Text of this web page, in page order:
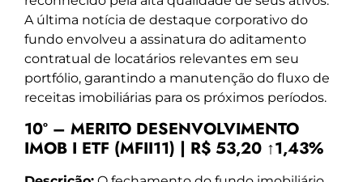
A última notícia de destaque corporativo do
fundo envolveu a assinatura do aditamento
contratual de locatários relevantes em seu
portfólio, garantindo a manutenção do fluxo de
receitas imobiliárias para os próximos períodos.
10º – MERITO DESENVOLVIMENTO
IMOB I ETF (MFII11) | R$ 53,20 ↑1,43%